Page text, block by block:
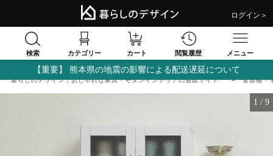
ログイン＞
検索 カテゴリー カート 閲覧履歴 メニュー
【重要】 熊本県の地震の影響による配送遅延について
暮らしのデザイン｜おしゃれな家具・モダンインテリアの通販サイト 食器棚・
1 / 9